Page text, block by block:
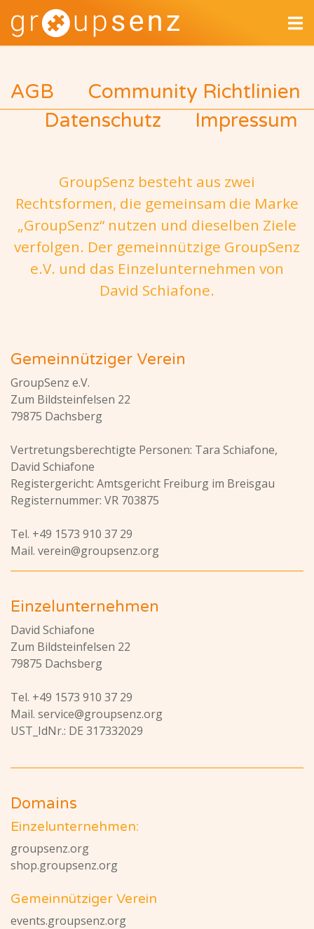
AGB
Community Richtlinien
Datenschutz
Impressum
GroupSenz besteht aus zwei
Rechtsformen, die gemeinsam die Marke
„GroupSenz“ nutzen und dieselben Ziele
verfolgen. Der gemeinnützige GroupSenz
e.V. und das Einzelunternehmen von
David Schiafone.
Gemeinnütziger Verein
GroupSenz e.V.
Zum Bildsteinfelsen 22
79875 Dachsberg
Vertretungsberechtigte Personen: Tara Schiafone,
David Schiafone
Registergericht: Amtsgericht Freiburg im Breisgau
Registernummer: VR 703875
Tel. +49 1573 910 37 29
Mail. verein@groupsenz.org
Einzelunternehmen
David Schiafone
Zum Bildsteinfelsen 22
79875 Dachsberg
Tel. +49 1573 910 37 29
Mail. service@groupsenz.org
UST_IdNr.: DE 317332029
Domains
Einzelunternehmen:
groupsenz.org
shop.groupsenz.org
Gemeinnütziger Verein
events.groupsenz.org